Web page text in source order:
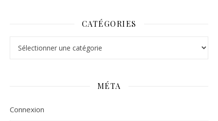
CATÉGORIES
MÉTA
Connexion